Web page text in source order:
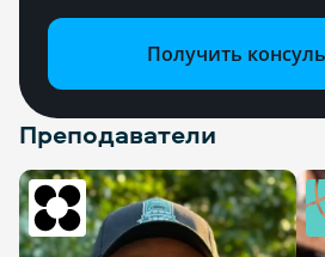
Получить
Преподаватели